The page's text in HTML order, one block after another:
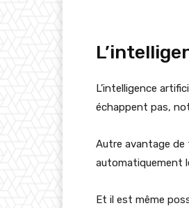
L’intelligence
échappent pas,
Autre avantage de
automatiquement
Et il est même